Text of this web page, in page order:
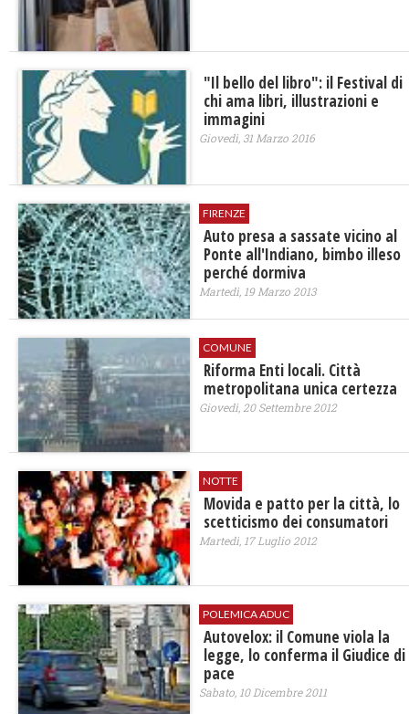
"Il bello del libro": il Festival di
chi ama libri, illustrazioni e
immagini
Giovedì, 31 Marzo 2016
FIRENZE
Auto presa a sassate vicino al
Ponte all'Indiano, bimbo illeso
perché dormiva
Martedì, 19 Marzo 2013
COMUNE
Riforma Enti locali. Città
metropolitana unica certezza
Giovedì, 20 Settembre 2012
NOTTE
Movida e patto per la città, lo
scetticismo dei consumatori
Martedì, 17 Luglio 2012
POLEMICA ADUC
Autovelox: il Comune viola la
legge, lo conferma il Giudice di
pace
Sabato, 10 Dicembre 2011